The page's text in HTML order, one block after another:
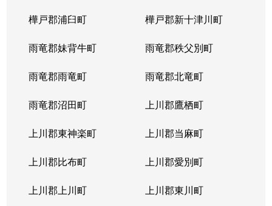
樺戸郡浦臼町 樺戸郡新十津川町
雨竜郡妹背牛町 雨竜郡秩父別町
雨竜郡雨竜町 雨竜郡北竜町
雨竜郡沼田町 上川郡鷹栖町
上川郡東神楽町 上川郡当麻町
上川郡比布町 上川郡愛別町
上川郡上川町 上川郡東川町